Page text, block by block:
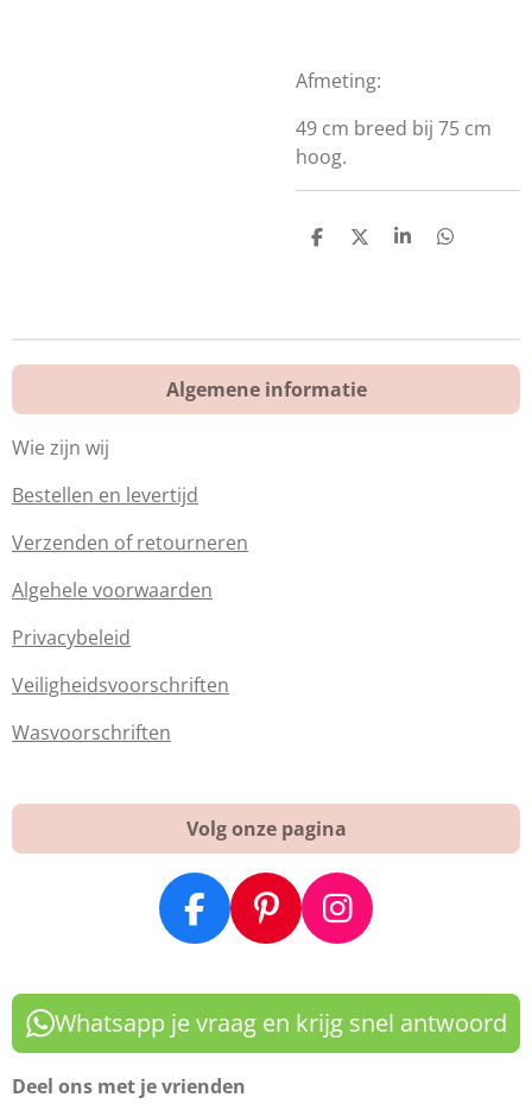
Afmeting:
49 cm breed bij 75 cm
hoog.
D
D
S
D
Algemene informatie
Wie zijn wij
Bestellen en levertijd
Verzenden of retourneren
Algehele voorwaarden
Privacybeleid
Veiligheidsvoorschriften
Wasvoorschriften
Volg onze pagina
F
a
c
e
b
o
P
i
n
t
e
I
n
s
t
a
Whatsapp je vraag en krijg snel antwoord
Deel ons met je vrienden